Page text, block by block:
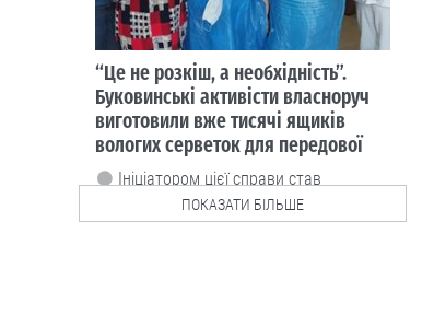
Стягнення боргу за
розпискою
Як повернути позичені кошти.
05.08
ПОКАЗАТИ БІЛЬШЕ